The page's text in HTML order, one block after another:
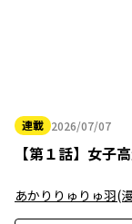
連載 2026/07/07
2026年07月07日
【第１話】 女子
あかりりゅりゅ羽(